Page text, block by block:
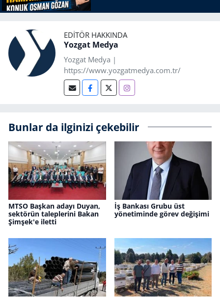
EDITÖR HAKKINDA
Yozgat Medya
Yozgat Medya |
https://www.yozgatmedya.com.tr/
Bunlar da ilginizi çekebilir
MTSO Başkan adayı Duyan,
sektörün taleplerini Bakan
Şimşek'e iletti
İş Bankası Grubu üst
yönetiminde görev değişimi